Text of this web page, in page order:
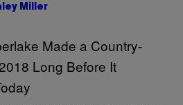
Miller